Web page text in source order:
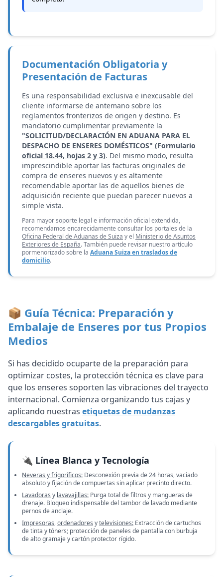
Documentación Obligatoria y
Presentación de Facturas
Es una responsabilidad exclusiva e inexcusable del
cliente informarse de antemano sobre los
reglamentos fronterizos de origen y destino. Es
mandatorio cumplimentar previamente la
"SOLICITUD/DECLARACIÓN EN ADUANA PARA EL
DESPACHO DE ENSERES DOMÉSTICOS" (Formulario
oficial 18.44, hojas 2 y 3). Del mismo modo, resulta
imprescindible aportar las facturas originales de
compra de enseres nuevos y es altamente
recomendable aportar las de aquellos bienes de
adquisición reciente que puedan parecer nuevos a
simple vista.
Para mayor soporte legal e información oficial extendida,
recomendamos encarecidamente consultar los portales de la
Oficina Federal de Aduanas de Suiza y el Ministerio de Asuntos
Exteriores de España. También puede revisar nuestro artículo
pormenorizado sobre la Aduana Suiza en traslados de
domicilio.
📦 Guía Técnica: Preparación y
Embalaje de Enseres por tus Propios
Medios
Si has decidido ocuparte de la preparación para
optimizar costes, la protección técnica es clave para
que los enseres soporten las vibraciones del trayecto
internacional. Comienza organizando tus cajas y
aplicando nuestras etiquetas de mudanzas
descargables gratuitas.
🔌 Línea Blanca y Tecnología
Neveras y frigoríficos: Desconexión previa de 24 horas, vaciado
absoluto y fijación de compuertas sin aplicar precinto directo.
Lavadoras y lavavajillas: Purga total de filtros y mangueras de
drenaje. Bloqueo indispensable del tambor de lavado mediante
pernos de anclaje.
Impresoras,ordenadores ytelevisiones: Extracción de cartuchos
de tinta y tóners; protección de paneles de pantalla con burbuja
de alto gramaje y cartón protector rígido.